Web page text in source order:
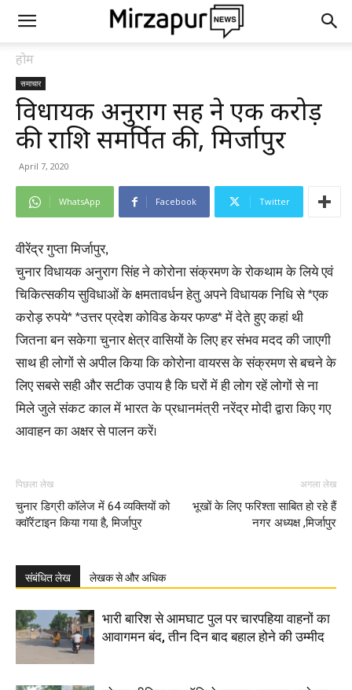
होम
समाचार
विधायक अनुराग सिंह ने एक करोड़
की राशि समर्पित की, मिर्जापुर
April 7, 2020
WhatsApp Facebook Twitter
वीरेंद्र गुप्ता मिर्जापुर,
चुनार विधायक अनुराग सिंह ने कोरोना संक्रमण के रोकथाम के लिये एवं
चिकित्सकीय सुविधाओं के क्षमतावर्धन हेतु अपने विधायक निधि से *एक
करोड़ रुपये* *उत्तर प्रदेश कोविड केयर फण्ड* में देते हुए कहां थी
जितना बन सकेगा चुनार क्षेत्र वासियों के लिए हर संभव मदद की जाएगी
साथ ही लोगों से अपील किया कि कोरोना वायरस के संक्रमण से बचने के
लिए सबसे सही और सटीक उपाय है कि घरों में ही लोग रहें लोगों से ना
मिले जुले संकट काल में भारत के प्रधानमंत्री नरेंद्र मोदी द्वारा किए गए
आवाहन का अक्षर से पालन करें।
पिछला लेख
चुनार डिग्री कॉलेज में 64 व्यक्तियों को
क्वॉरेंटाइन किया गया है, मिर्जापुर
अगला लेख
भूखों के लिए फरिश्ता साबित हो रहे हैं
नगर अध्यक्ष ,मिर्जापुर
संबंधित लेख लेखक से और अधिक
भारी बारिश से आमघाट पुल पर चारपहिया वाहनों का
आवागमन बंद, तीन दिन बाद बहाल होने की उम्मीद